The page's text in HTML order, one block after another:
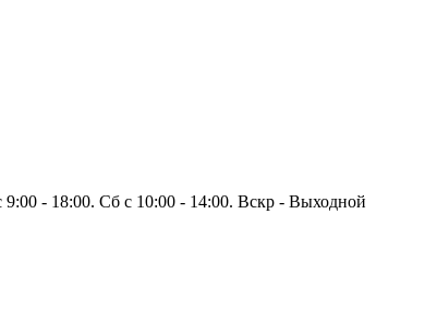
- 18:00. Сб с 10:00 - 14:00. Вскр - Выходной